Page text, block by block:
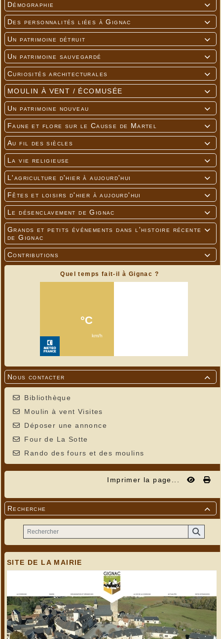

Démographie

Des personnalités liées à Gignac

Un patrimoine détruit

Un patrimoine sauvegardé

Curiosités architecturales

MOULIN À VENT / ÉCOMUSÉE

Un patrimoine nouveau

Faune et flore sur le Causse de Martel

Au fil des siècles

La vie religieuse

L'agriculture d'hier à aujourd'hui

Fêtes et loisirs d'hier à aujourd'hui

Le désenclavement de Gignac

Grands et petits événements dans l'histoire récente
de Gignac

Contributions
Quel temps fait-il à Gignac ?

Nous contacter
Bibliothèque
Moulin à vent Visites
Déposer une annonce
Four de La Sotte
Rando des fours et des moulins
Imprimer la page...

Recherche
SITE DE LA MAIRIE